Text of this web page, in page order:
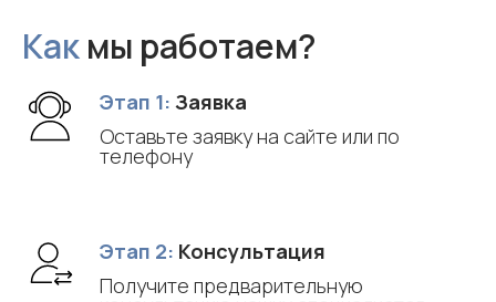
Какмы работаем?
Этап 1: Заявка
Оставьте заявку на сайте или по
телефону
Этап 2: Консультация
Получите предварительную